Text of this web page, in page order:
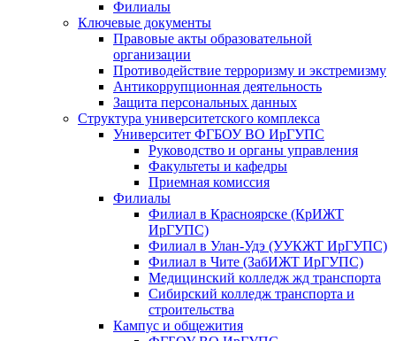
Филиалы
Ключевые документы
Правовые акты образовательной
организации
Противодействие терроризму и экстремизму
Антикоррупционная деятельность
Защита персональных данных
Структура университетского комплекса
Университет ФГБОУ ВО ИрГУПС
Руководство и органы управления
Факультеты и кафедры
Приемная комиссия
Филиалы
Филиал в Красноярске (КрИЖТ
ИрГУПС)
Филиал в Улан-Удэ (УУКЖТ ИрГУПС)
Филиал в Чите (ЗабИЖТ ИрГУПС)
Медицинский колледж жд транспорта
Сибирский колледж транспорта и
строительства
Кампус и общежития